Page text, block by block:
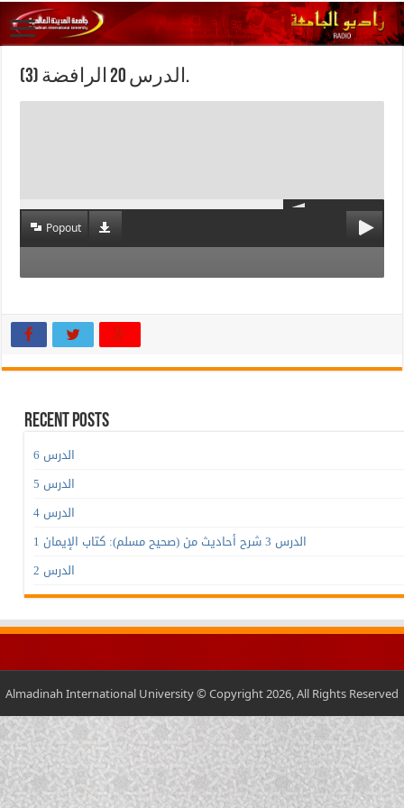
الدرس 20 الرافضة (3).
Popout
Recent Posts
الدرس 6
الدرس 5
الدرس 4
الدرس 3 شرح أحاديث من (صحيح مسلم): كتاب الإيمان 1
الدرس 2
Almadinah International University © Copyright 2026, All Rights Reserved